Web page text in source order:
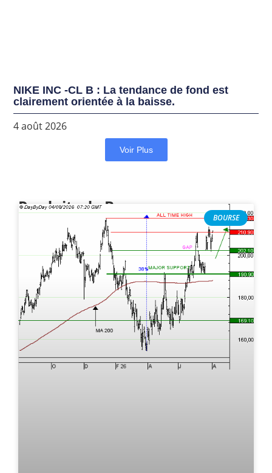
NIKE INC -CL B : La tendance de fond est
clairement orientée à la baisse.
4 août 2026
Voir Plus
Produits de Bourse
BOURSE